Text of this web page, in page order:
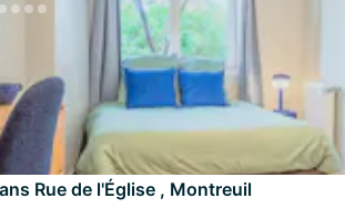
Rue de l'Église , Montreuil